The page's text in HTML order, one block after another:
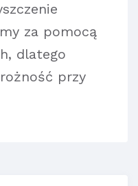
za pomocą
dlatego
przy